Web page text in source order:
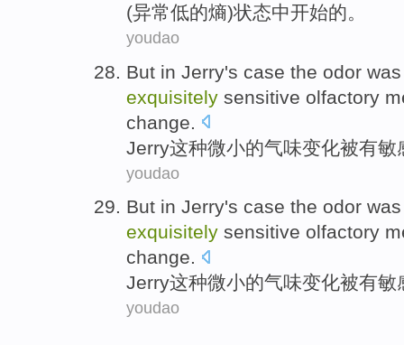
(异常低的熵)状态中开始的。
youdao
But in Jerry's case the odor was
exquisitely sensitive olfactory
change
Jerry这种微小的气味变化被有敏
youdao
But in Jerry's case the odor was
exquisitely sensitive olfactory
change.
Jerry这种微小的气味变化被有敏
youdao